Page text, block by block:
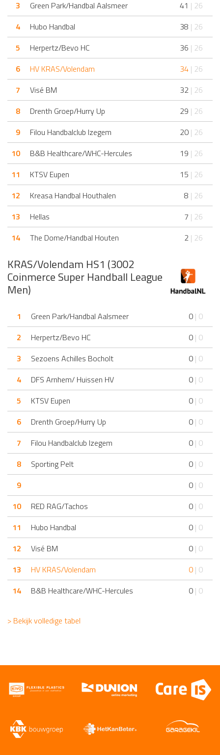
3 Green Park/Handbal Aalsmeer 41 | 26
4
Hubo Handbal 38 | 26
5
Herpertz/Bevo HC 36 | 26
6
HV KRAS/Volendam 34 | 26
7
Visé BM 32 | 26
8
Drenth Groep/Hurry Up 29 | 26
9
Filou Handbalclub Izegem 20 | 26
10
B&B Healthcare/WHC-Hercules 19 | 26
11
KTSV Eupen 15 | 26
12
Kreasa Handbal Houthalen 8 | 26
13
Hellas 7 | 26
14
The Dome/Handbal Houten 2 | 26
KRAS/Volendam HS1 (3002
Coinmerce Super Handball League
Men)
1 Green Park/Handbal Aalsmeer 0 | 0
2
Herpertz/Bevo HC 0 | 0
3
Sezoens Achilles Bocholt 0 | 0
4
DFS Arnhem/ Huissen HV 0 | 0
5
KTSV Eupen 0 | 0
6
Drenth Groep/Hurry Up 0 | 0
7
Filou Handbalclub Izegem 0 | 0
8
Sporting Pelt 0 | 0
9
0 | 0
10
RED RAG/Tachos 0 | 0
11
Hubo Handbal 0 | 0
12
Visé BM 0 | 0
13
HV KRAS/Volendam 0 | 0
14
B&B Healthcare/WHC-Hercules 0 | 0
> Bekijk volledige tabel